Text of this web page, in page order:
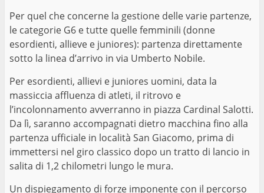
Per quel che concerne la gestione delle varie partenze,
le categorie G6 e tutte quelle femminili (donne
esordienti, allieve e juniores): partenza direttamente
sotto la linea d’arrivo in via Umberto Nobile.
Per esordienti, allievi e juniores uomini, data la
massiccia affluenza di atleti, il ritrovo e
l’incolonnamento avverranno in piazza Cardinal Salotti.
Da lì, saranno accompagnati dietro macchina fino alla
partenza ufficiale in località San Giacomo, prima di
immettersi nel giro classico dopo un tratto di lancio in
salita di 1,2 chilometri lungo le mura.
Un dispiegamento di forze imponente con il percorso